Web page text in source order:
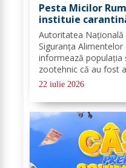
Pesta Micilor
instituie
pentru ovine și
Autoritatea Națională
Siguranța Alimentelor
informează populația
zootehnic că au fost
urgență pe întreg
emisă de Comitetul
22 iulie 2026